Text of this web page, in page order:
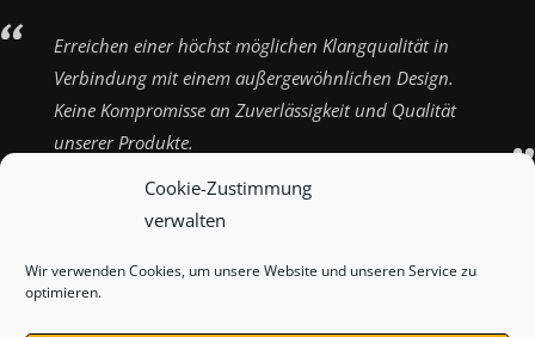
Cookie-Zustimmung
verwalten
Wir verwenden Cookies, um unsere Website und unseren Service zu
optimieren.
Erreichen einer höchst möglichen Klangqualität in
Verbindung mit einem außergewöhnlichen Design.
Keine Kompromisse an Zuverlässigkeit und Qualität
unserer Produkte.
ZAHLUNGSARTEN